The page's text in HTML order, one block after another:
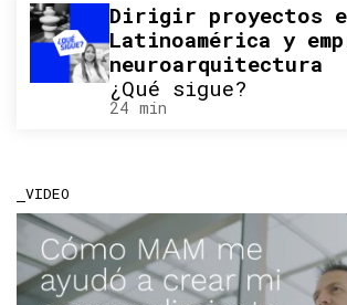
Dirigir proyectos
Latinoamérica y
neuroarquitectura
¿Qué sigue?
24 min
VIDEO